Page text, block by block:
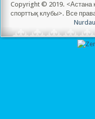
Copyright © 2019. <Астана
спорттық клубы>. Все